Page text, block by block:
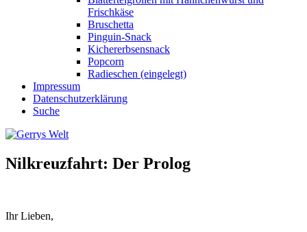
Frischkäse
Bruschetta
Pinguin-Snack
Kichererbsensnack
Popcorn
Radieschen (eingelegt)
Impressum
Datenschutzerklärung
Suche
Nilkreuzfahrt: Der Prolog
Ihr Lieben,